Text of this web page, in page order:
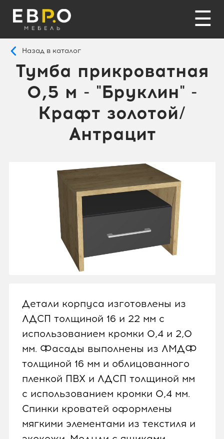
☰
Назад в каталог
Тумба прикроватная
0,5 м - "Бруклин" -
Крафт золотой/
Антрацит
Детали корпуса изготовлены из
ЛДСП толщиной 16 и 22 мм с
использованием кромки 0,4 и 2,0
мм. Фасады выполнены из ЛМДФ
толщиной 16 мм и облицованного
пленкой ПВХ и ЛДСП толщиной мм
с использованием кромки 0,4 мм.
Спинки кроватей оформлены
мягкими элементами из текстиля и